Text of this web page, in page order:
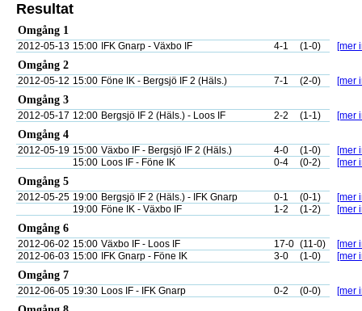
Resultat
Omgång 1
2012-05-13 15:00 IFK Gnarp - Växbo IF 4-1 (1-0) [mer
Omgång 2
2012-05-12 15:00 Föne IK - Bergsjö IF 2 (Häls.) 7-1 (2-0) [mer
Omgång 3
2012-05-17 12:00 Bergsjö IF 2 (Häls.) - Loos IF 2-2 (1-1) [mer
Omgång 4
2012-05-19 15:00 Växbo IF - Bergsjö IF 2 (Häls.) 4-0 (1-0)
[mer
15:00 Loos IF - Föne IK 0-4 (0-2) [mer
Omgång 5
2012-05-25 19:00 Bergsjö IF 2 (Häls.) - IFK Gnarp 0-1 (0-1)
[mer
19:00 Föne IK - Växbo IF 1-2 (1-2) [mer
Omgång 6
2012-06-02 15:00 Växbo IF - Loos IF 17-0 (11-0)
[mer
2012-06-03 15:00 IFK Gnarp - Föne IK 3-0 (1-0) [mer
Omgång 7
2012-06-05 19:30 Loos IF - IFK Gnarp 0-2 (0-0) [mer